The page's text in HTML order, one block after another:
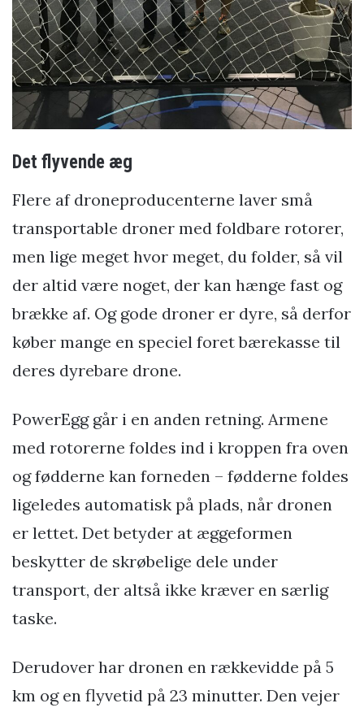
Det flyvende æg
Flere af droneproducenterne laver små
transportable droner med foldbare rotorer,
men lige meget hvor meget, du folder, så vil
der altid være noget, der kan hænge fast og
brække af. Og gode droner er dyre, så derfor
køber mange en speciel foret bærekasse til
deres dyrebare drone.
PowerEgg går i en anden retning. Armene
med rotorerne foldes ind i kroppen fra oven
og fødderne kan forneden – fødderne foldes
ligeledes automatisk på plads, når dronen
er lettet. Det betyder at æggeformen
beskytter de skrøbelige dele under
transport, der altså ikke kræver en særlig
taske.
Derudover har dronen en rækkevidde på 5
km og en flyvetid på 23 minutter. Den vejer